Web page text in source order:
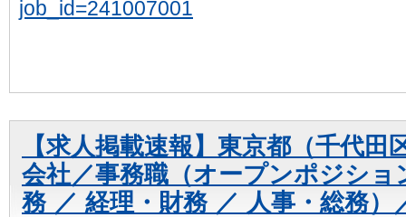
job_id=241007001
【求人掲載速報】東京都（千代
会社／事務職（オープンポジショ
務 ／ 経理・財務 ／ 人事・総務）